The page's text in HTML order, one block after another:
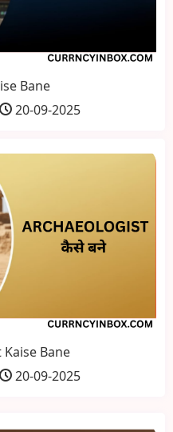
Bane
20-09-2025
Bane
20-09-2025